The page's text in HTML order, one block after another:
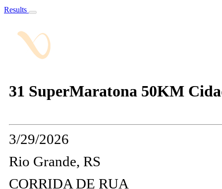
Results
31 SuperMaratona 50KM
3/29/2026
Rio Grande, RS
CORRIDA DE RUA